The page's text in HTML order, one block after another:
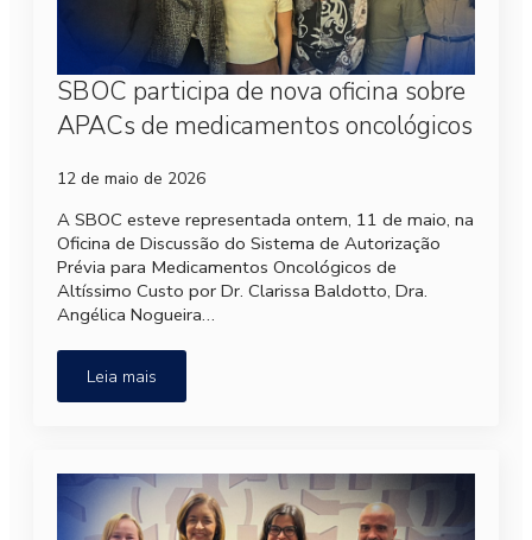
SBOC participa de nova oficina sobre
APACs de medicamentos oncológicos
12 de maio de 2026
A SBOC esteve representada ontem, 11 de maio, na
Oficina de Discussão do Sistema de Autorização
Prévia para Medicamentos Oncológicos de
Altíssimo Custo por Dr. Clarissa Baldotto, Dra.
Angélica Nogueira…
Leia mais